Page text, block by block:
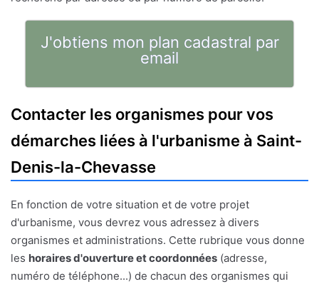
J'obtiens mon plan cadastral par
email
Contacter les organismes pour vos
démarches liées à l'urbanisme à Saint-
Denis-la-Chevasse
En fonction de votre situation et de votre projet
d'urbanisme, vous devrez vous adressez à divers
organismes et administrations. Cette rubrique vous donne
les horaires d'ouverture et coordonnées (adresse,
numéro de téléphone...) de chacun des organismes qui